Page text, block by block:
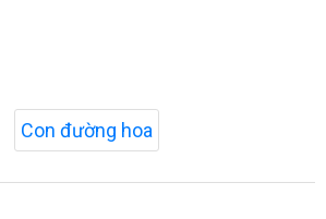
Con đường hoa